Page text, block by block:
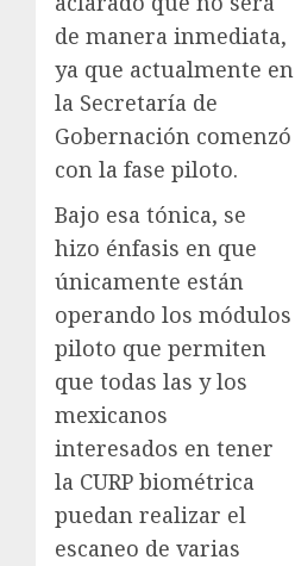
de manera inmediata,
ya que actualmente en
la Secretaría de
Gobernación comenzó
con la fase piloto.
Bajo esa tónica, se
hizo énfasis en que
únicamente están
operando los módulos
piloto que permiten
que todas las y los
mexicanos
interesados en tener
la CURP biométrica
puedan realizar el
escaneo de varias